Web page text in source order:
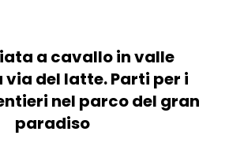
a cavallo in valle
via del latte. Parti per i
nel parco del gran
paradiso